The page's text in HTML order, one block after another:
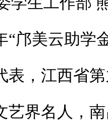
“邝美云助学
表，江西省
艺界名人，